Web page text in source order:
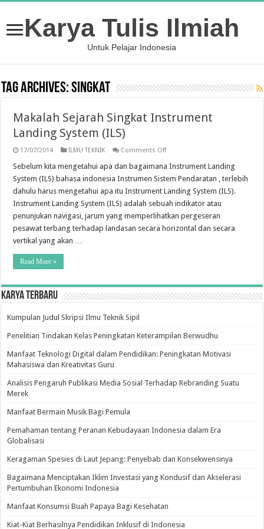
Karya Tulis Ilmiah
Untuk Pelajar Indonesia
Tag Archives:Singkat
Makalah Sejarah Singkat Instrument
Landing System (ILS)
17/07/2014 ILMU TEKNIK Comments Offon
Sejarah
Instrument
Landing
System
(ILS)
Sebelum kita mengetahui apa dan bagaimana Instrument Landing
System (ILS) bahasa indonesia Instrumen Sistem Pendaratan , terlebih
dahulu harus mengetahui apa itu Instrument Landing System (ILS).
Instrument Landing System (ILS) adalah sebuah indikator atau
penunjukan navigasi, jarum yang memperlihatkan pergeseran
pesawat terbang terhadap landasan secara horizontal dan secara
vertikal yang akan …
Read More »
Karya Terbaru
Kumpulan Judul Skripsi Ilmu Teknik Sipil
Penelitian Tindakan Kelas Peningkatan Keterampilan Berwudhu
Manfaat Teknologi Digital dalam Pendidikan: Peningkatan Motivasi
Mahasiswa dan Kreativitas Guru
Analisis Pengaruh Publikasi Media Sosial Terhadap Rebranding Suatu
Merek
Manfaat Bermain Musik Bagi Pemula
Pemahaman tentang Peranan Kebudayaan Indonesia dalam Era
Globalisasi
Keragaman Spesies di Laut Jepang: Penyebab dan Konsekwensinya
Bagaimana Menciptakan Iklim Investasi yang Kondusif dan Akselerasi
Pertumbuhan Ekonomi Indonesia
Manfaat Konsumsi Buah Papaya Bagi Kesehatan
Kiat-Kiat Berhasilnya Pendidikan Inklusif di Indonesia